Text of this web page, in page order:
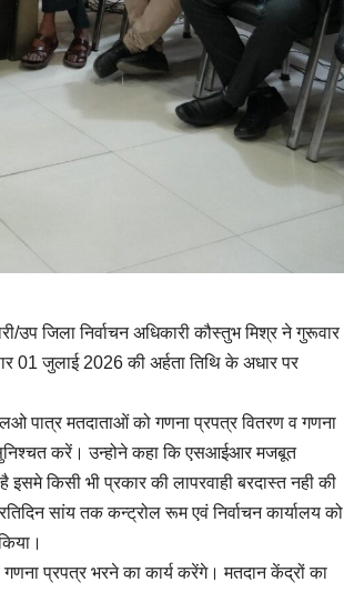
उप जिला निर्वाचन अधिकारी कौस्तुभ मिश्र ने गुरूवार
01 जुलाई 2026 की अर्हता तिथि के अधार पर
पात्र मतदाताओं को गणना प्रपत्र वितरण व गणना
सुनिश्चत करें। उन्होने कहा कि एसआईआर मजबूत
किसी भी प्रकार की लापरवाही बरदास्त नही की
सांय तक कन्ट्रोल रूम एवं निर्वाचन कार्यालय को
प्रपत्र भरने का कार्य करेंगे। मतदान केंद्रों का